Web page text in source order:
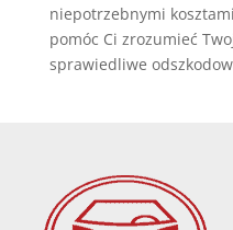
niepotrzebnymi
pomóc Ci zrozumieć
sprawiedliwe